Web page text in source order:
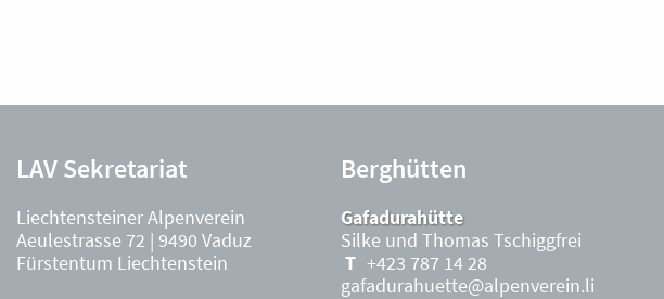
LAV Sekretariat
Liechtensteiner Alpenverein
Aeulestrasse 72 | 9490 Vaduz
Fürstentum Liechtenstein
Berghütten
Gafadurahütte
Silke und Thomas Tschiggfrei
+423 787 14 28
gafadurahuette@alpenverein.li